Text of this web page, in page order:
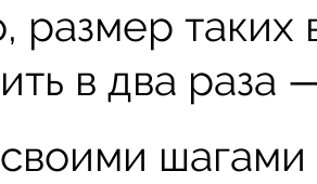
размер таких
в два раза